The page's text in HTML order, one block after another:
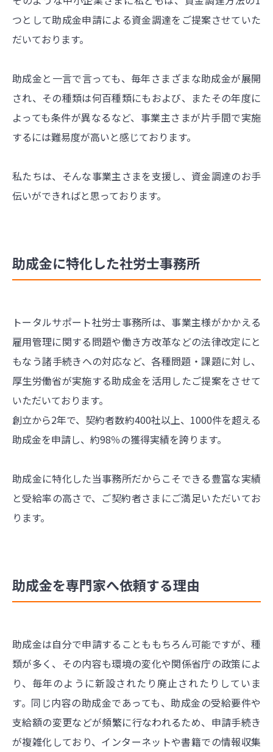
つとして助成金申請による資金調達をご提案させていた
だいております。
助成金と一言で言っても、毎年さまざまな助成金が展開
され、その種類は何百種類にもおよび、またその年度に
よっても条件が異なるなど、事業主さまが片手間で実施
するには難易度が高いと感じております。
私たちは、そんな事業主さまを支援し、資金調達のお手
伝いができればと思っております。
助成金に特化した社労士事務所
トータルサポート社労士事務所は、事業主様がかかえる
雇用管理に関する問題や働き方改革などの法律改定にと
もなう諸手続きへの対応など、各種問題・課題に対し、
厚生労働省が実施する助成金を活用したご提案をさせて
いただいております。
創立から2年で、契約者数約400社以上、1000件を超える
助成金を申請し、約98％の獲得実績を誇ります。
助成金に特化した当事務所だからこそできる豊富な実績
と受給率の高さで、ご契約者さまにご満足いただいてお
ります。
助成金を専門家へ依頼する理由
助成金は自分で申請することももちろん可能ですが、種
類が多く、その内容も環境の変化や関係省庁の政策によ
り、毎年のように新設されたり廃止されたりしていま
す。同じ内容の助成金であっても、助成金の受給要件や
支給額の変更などが頻繁に行なわれるため、申請手続き
が複雑化しており、インターネットや書籍での情報収集